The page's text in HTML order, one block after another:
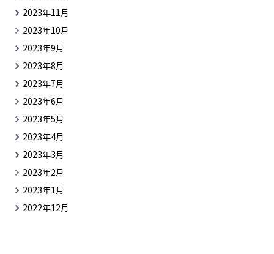
2023年11月
2023年10月
2023年9月
2023年8月
2023年7月
2023年6月
2023年5月
2023年4月
2023年3月
2023年2月
2023年1月
2022年12月